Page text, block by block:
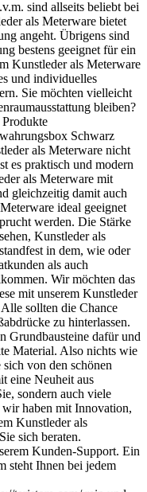
sind allseits beliebt bei
als Meterware bietet
angeht. Übrigens sind
bestens geeignet für ein
Kunstleder als Meterware
und individuelles
Sie möchten vielleicht
bleiben?
Produkte
Schwarz
als Meterware nicht
es praktisch und modern
als Meterware mit
gleichzeitig damit auch
ideal geeignet
werden. Die Stärke
Kunstleder als
in dem, wie oder
als auch
Wir möchten das
mit unserem Kunstleder
sollten die Chance
zu hinterlassen.
Grundbausteine dafür und
Material. Also nichts wie
von den schönen
eine Neuheit aus
sondern auch viele
haben mit Innovation,
Kunstleder als
sich beraten.
Kunden-Support. Ein
steht Ihnen bei jedem